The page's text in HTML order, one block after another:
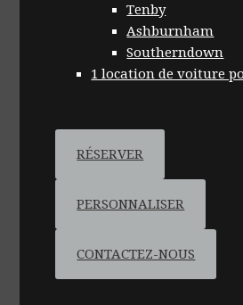
Tenby
Ashburnham
Southerndown
1 location de voiture
RÉSERVER
PERSONNALISER
CONTACTEZ-NOUS